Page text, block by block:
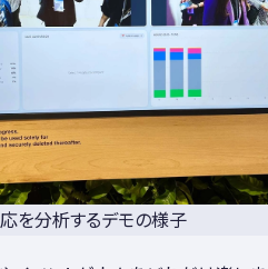
を分析するデモの様子